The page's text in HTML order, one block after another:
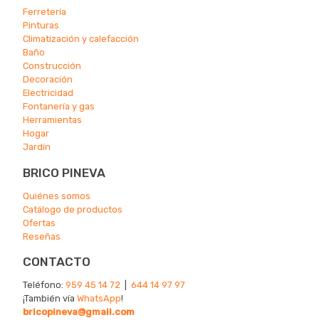
Ferretería
Pinturas
Climatización y calefacción
Baño
Construcción
Decoración
Electricidad
Fontanería y gas
Herramientas
Hogar
Jardín
BRICO PINEVA
Quiénes somos
Catálogo de productos
Ofertas
Reseñas
CONTACTO
Teléfono: 959 45 14 72
644 14 97 97
¡También vía WhatsApp!
bricopineva@gmail.com